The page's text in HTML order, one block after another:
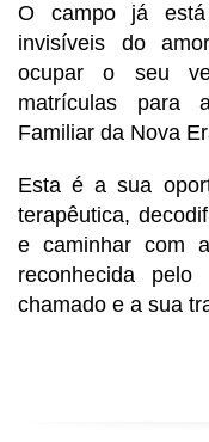
O campo já
invisíveis do
ocupar o seu
matrículas para
Familiar da Nova
Esta é a sua
terapêutica,
e caminhar com
reconhecida
chamado e a sua